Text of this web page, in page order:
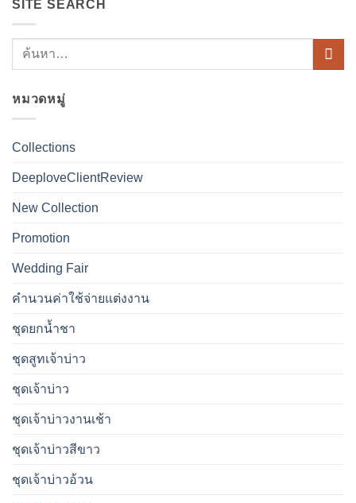
SITE SEARCH
หมวดหมู่
Collections
DeeploveClientReview
New Collection
Promotion
Wedding Fair
คำนวนค่าใช้จ่ายแต่งงาน
ชุดยกน้ำชา
ชุดสูทเจ้าบ่าว
ชุดเจ้าบ่าว
ชุดเจ้าบ่าวงานเช้า
ชุดเจ้าบ่าวสีขาว
ชุดเจ้าบ่าวอ้วน